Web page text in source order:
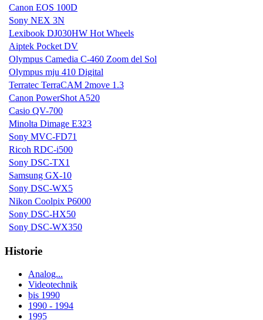
Canon EOS 100D
Sony NEX 3N
Lexibook DJ030HW Hot Wheels
Aiptek Pocket DV
Olympus Camedia C-460 Zoom del Sol
Olympus mju 410 Digital
Terratec TerraCAM 2move 1.3
Canon PowerShot A520
Casio QV-700
Minolta Dimage E323
Sony MVC-FD71
Ricoh RDC-i500
Sony DSC-TX1
Samsung GX-10
Sony DSC-WX5
Nikon Coolpix P6000
Sony DSC-HX50
Sony DSC-WX350
Historie
Analog...
Videotechnik
bis 1990
1990 - 1994
1995